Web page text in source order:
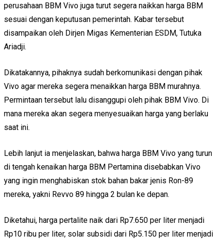
perusahaan BBM Vivo juga turut segera naikkan harga BBM
sesuai dengan keputusan pemerintah. Kabar tersebut
disampaikan oleh Dirjen Migas Kementerian ESDM, Tutuka
Ariadji.
Dikatakannya, pihaknya sudah berkomunikasi dengan pihak
Vivo agar mereka segera menaikkan harga BBM murahnya.
Permintaan tersebut lalu disanggupi oleh pihak BBM Vivo. Di
mana mereka akan segera menyesuaikan harga yang berlaku
saat ini.
Lebih lanjut ia menjelaskan, bahwa harga BBM Vivo yang turun
di tengah kenaikan harga BBM Pertamina disebabkan Vivo
yang ingin menghabiskan stok bahan bakar jenis Ron-89
mereka, yakni Revvo 89 hingga 2 bulan ke depan.
Diketahui, harga pertalite naik dari Rp7.650 per liter menjadi
Rp10 ribu per liter, solar subsidi dari Rp5.150 per liter menjadi